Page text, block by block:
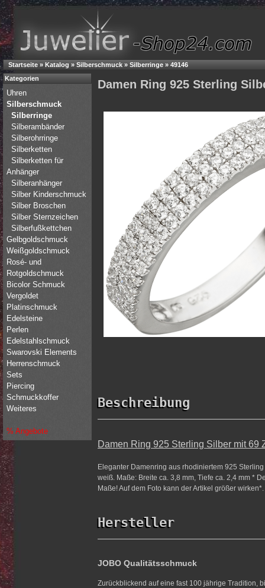
Startseite » Katalog » Silberschmuck » Silberringe » 49146
Damen Ring 925 Sterling
Beschreibung
Damen Ring 925 Sterling Silber mit 69
Eleganter Damenring aus rhodiniertem 925
weiß. Maße: Breite ca. 3,8 mm, Tiefe ca. 2,4 mm *
Maße! Auf dem Foto kann der Artikel größer wirken*.
Hersteller
JOBO Qualitätsschmuck
Zurückblickend auf eine fast 100 jährige Tradition,
Kategorien
Uhren
Silberschmuck
Silberringe
Silberambänder
Silberohrringe
Silberketten
Silberketten für
Anhänger
Silberanhänger
Silber Kinderschmuck
Silber Broschen
Silber Sternzeichen
Silberfußkettchen
Gelbgoldschmuck
Weißgoldschmuck
Rosé- und
Rotgoldschmuck
Bicolor Schmuck
Vergoldet
Platinschmuck
Edelsteine
Perlen
Edelstahlschmuck
Swarovski Elements
Herrenschmuck
Sets
Piercing
Schmuckkoffer
Weiteres
% Angebote